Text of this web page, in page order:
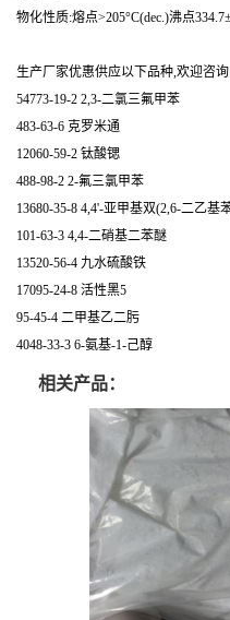
物化性质:熔点>205°C(dec.)沸点
生产厂家优惠供应以下品种,欢迎咨
54773-19-2 2,3-二氯三氟甲苯
483-63-6 克罗米通
12060-59-2 钛酸锶
488-98-2 2-氟三氯甲苯
13680-35-8 4,4'-亚甲基双(2,6-二乙基
101-63-3 4,4-二硝基二苯醚
13520-56-4 九水硫酸铁
17095-24-8 活性黑5
95-45-4 二甲基乙二肟
4048-33-3 6-氨基-1-己醇
相关产品：